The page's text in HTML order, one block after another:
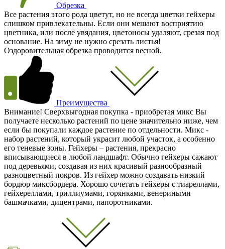
Обрезка
Все растения этого рода цветут, но не всегда цветки гейхеры
слишком привлекательны. Если они мешают восприятию
цветника, или после увядания, цветоносы удаляют, срезая под
основание. На зиму не нужно срезать листья!
Оздоровительная обрезка проводится весной.
Преимущества
Внимание! Сверхвыгодная покупка - приобретая микс Вы
получаете несколько растений по цене значительно ниже, чем
если бы покупали каждое растение по отдельности. Микс -
набор растений, который украсит любой участок, а особенно
его теневые зоны. Гейхеры – растения, прекрасно
вписывающиеся в любой ландшафт. Обычно гейхеры сажают
под деревьями, создавая из них красивый разнообразный
разноцветный покров. Из гейхер можно создавать низкий
бордюр миксбордера. Хорошо сочетать гейхеры с тиареллами,
гейхереллами, триллиумами, горянками, венериными
башмачками, дицентрами, папоротниками.